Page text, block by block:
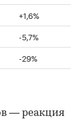
+1,6%
-5,7%
-29%
— реакция